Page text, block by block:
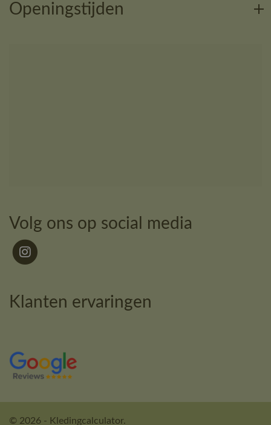
Openingstijden
Volg ons op social media
Klanten ervaringen
© 2026 - Kledingcalculator.